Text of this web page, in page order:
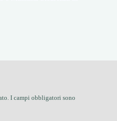
I campi obbligatori sono